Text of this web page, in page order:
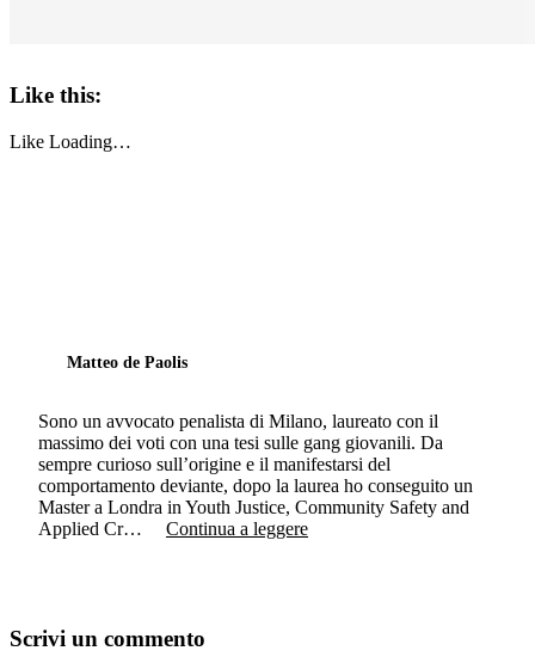
Like this:
Like Loading…
Matteo de Paolis
Sono un avvocato penalista di Milano, laureato con il
massimo dei voti con una tesi sulle gang giovanili. Da
sempre curioso sull’origine e il manifestarsi del
comportamento deviante, dopo la laurea ho conseguito un
Master a Londra in Youth Justice, Community Safety and
Applied Cr…
Continua a leggere
Scrivi un commento